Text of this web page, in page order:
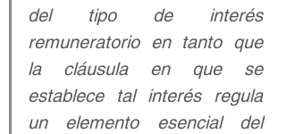
del tipo de interés
remuneratorio en tanto que
la cláusula en que se
establece tal interés regula
un elemento esencial del